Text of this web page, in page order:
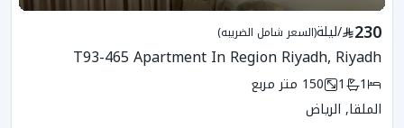
230
/ليلة(السعر شامل الضريبه)
T93-465 Apartment In Region Riyadh, Riyadh
1
1
150 متر مربع
الملقا, الرياض